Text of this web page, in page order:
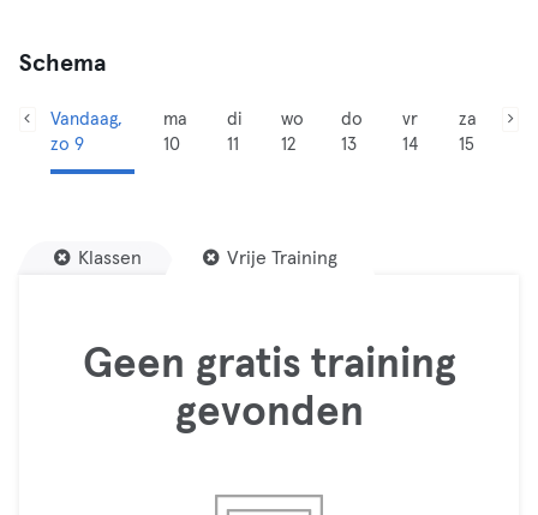
Schema
Vandaag,
zo 9
ma
10
di
11
wo
12
do
13
vr
14
za
15
Klassen Vrije Training
Geen gratis training
gevonden